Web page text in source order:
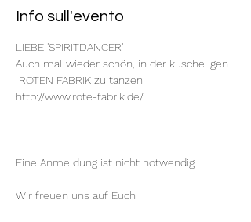
Info sull'evento
LIEBE 'SPIRITDANCER'
Auch mal wieder schön, in der kuscheligen
ROTEN FABRIK zu tanzen
http://www.rote-fabrik.de/
Eine Anmeldung ist nicht notwendig...
Wir freuen uns auf Euch